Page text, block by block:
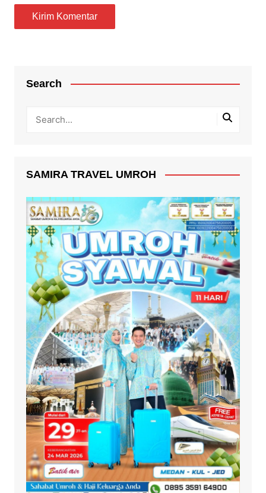
Search
SAMIRA TRAVEL UMROH